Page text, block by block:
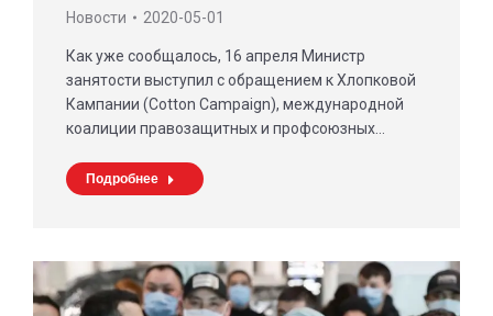
Новости 2020-05-01
Как уже сообщалось, 16 апреля Министр
занятости выступил с обращением к Хлопковой
Кампании (Cotton Campaign), международной
коалиции правозащитных и профсоюзных…
Подробнее